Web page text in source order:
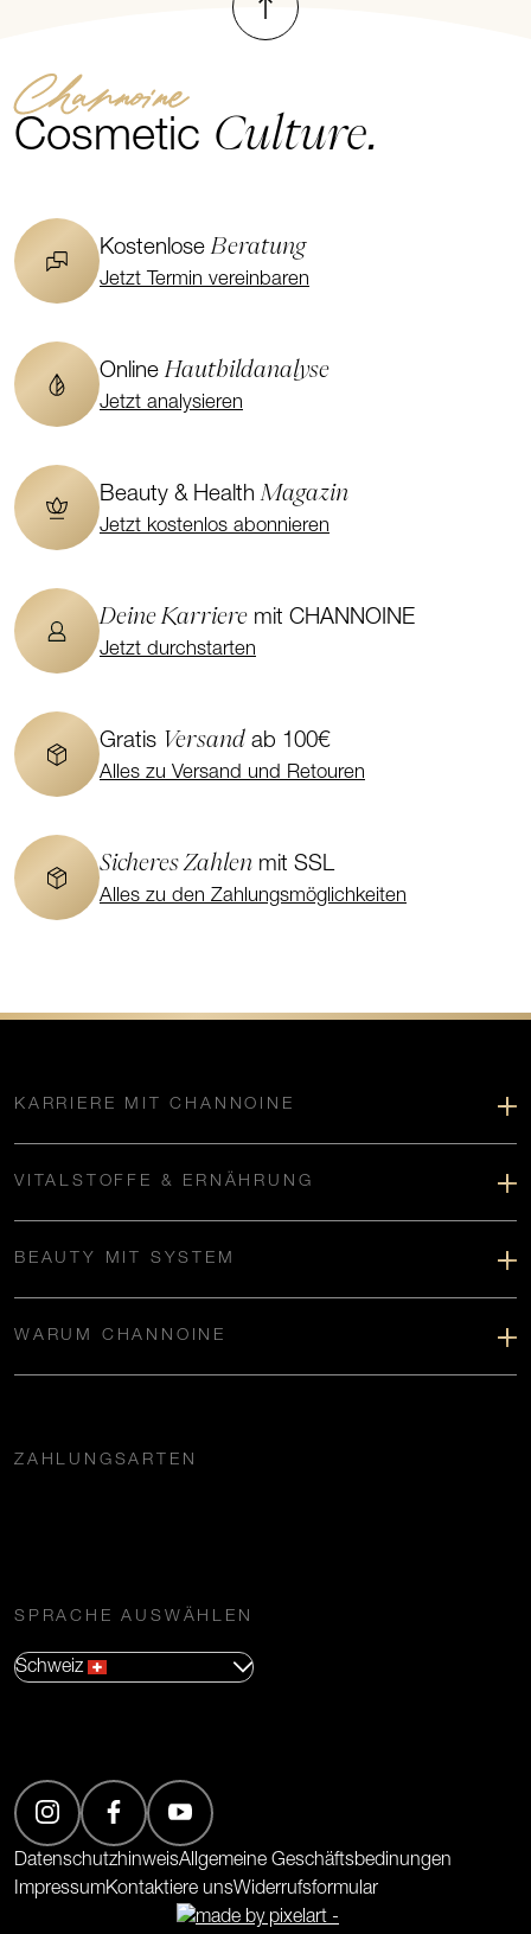
Channoine
Cosmetic Culture.
KostenloseBeratung
Jetzt Termin vereinbaren
OnlineHautbildanalyse
Jetzt analysieren
Beauty & HealthMagazin
Jetzt kostenlos abonnieren
Deine Karriere mit CHANNOINE
Jetzt durchstarten
Gratis Versand ab 100€
Alles zu Versand und Retouren
Sicheres Zahlen mit SSL
Alles zu den Zahlungsmöglichkeiten
KARRIERE MIT CHANNOINE
VITALSTOFFE & ERNÄHRUNG
BEAUTY MIT SYSTEM
WARUM CHANNOINE
ZAHLUNGSARTEN
SPRACHE AUSWÄHLEN
Schweiz
DatenschutzhinweisAllgemeine Geschäftsbedinungen
ImpressumKontaktiere unsWiderrufsformular
(Öffnet in neuem Tab)
(Öffnet in neuem Tab)
(Öffnet in neuem Tab)